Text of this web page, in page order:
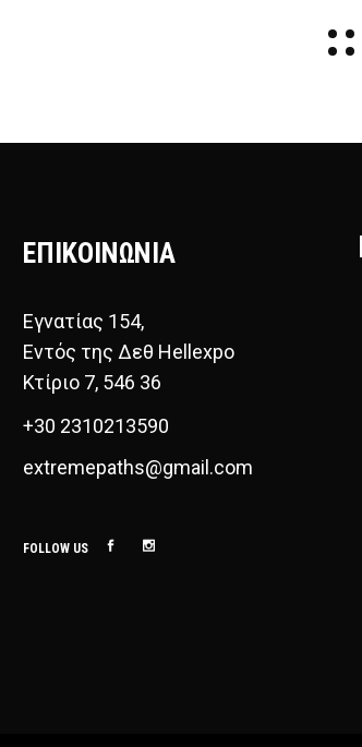
ΕΠΙΚΟΙΝΩΝΙΑ
Εγνατίας 154,
Εντός της Δεθ Hellexpo
Κτίριο 7, 546 36
+30 2310213590
extremepaths@gmail.com
FOLLOW US